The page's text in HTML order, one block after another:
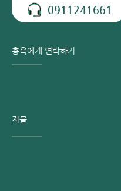
0911241661
홍옥에게 연락하기
지불